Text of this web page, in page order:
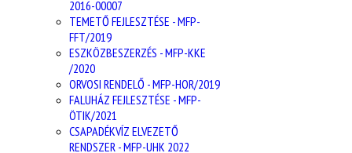
2016-00007
TEMETŐ FEJLESZTÉSE - MFP-
FFT/2019
ESZKÖZBESZERZÉS - MFP-KKE
/2020
ORVOSI RENDELŐ - MFP-HOR/2019
FALUHÁZ FEJLESZTÉSE - MFP-
ÖTIK/2021
CSAPADÉKVÍZ ELVEZETŐ
RENDSZER - MFP-UHK 2022